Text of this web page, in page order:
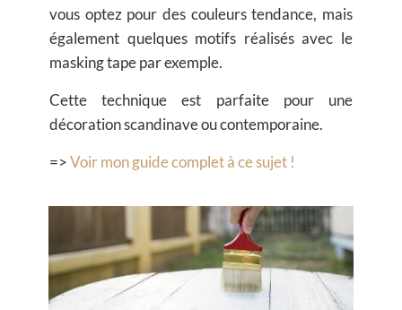
vous optez pour des couleurs tendance, mais
également quelques motifs réalisés avec le
masking tape par exemple.
Cette technique est parfaite pour une
décoration scandinave ou contemporaine.
=>Voir mon guide complet à ce sujet !